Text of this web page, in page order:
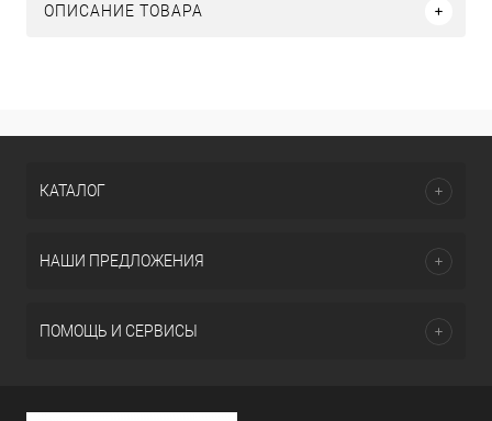
ОПИСАНИЕ ТОВАРА
КАТАЛОГ
НАШИ ПРЕДЛОЖЕНИЯ
ПОМОЩЬ И СЕРВИСЫ